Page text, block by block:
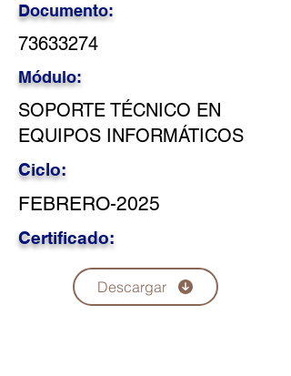
Documento:
73633274
Módulo:
SOPORTE TÉCNICO EN
EQUIPOS INFORMÁTICOS
Ciclo:
FEBRERO-2025
Certificado:
Descargar